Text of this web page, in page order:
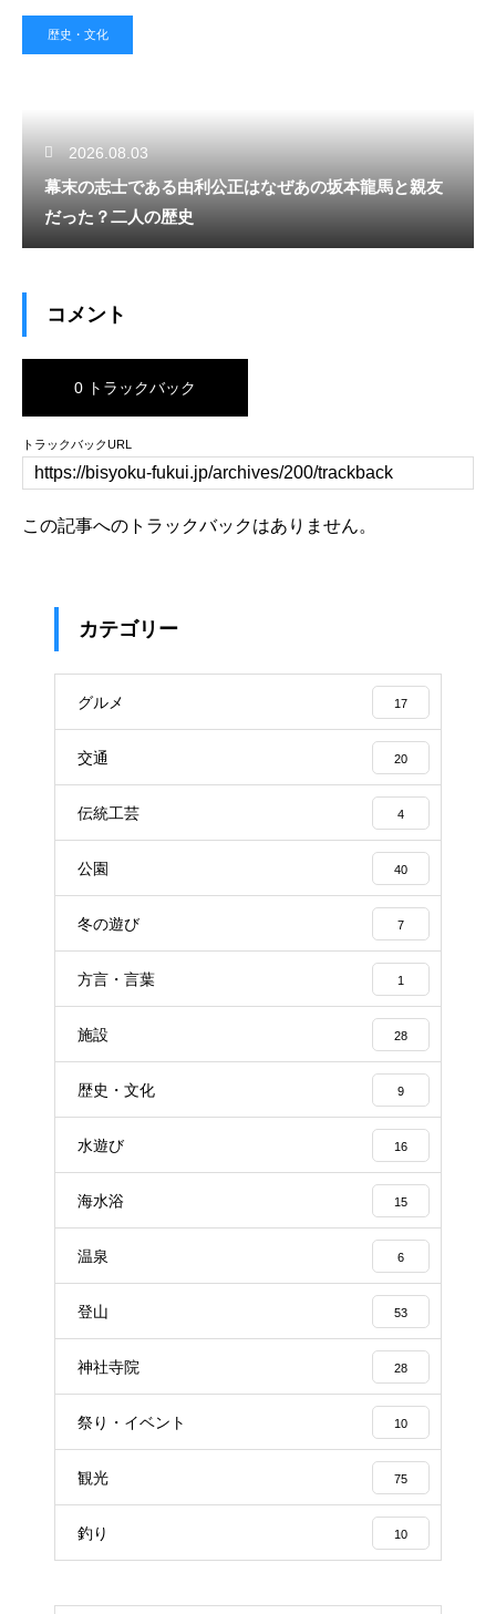
歴史・文化
2026.08.03
幕末の志士である由利公正はなぜあの坂本龍馬と親友
だった？二人の歴史
コメント
0 トラックバック
トラックバックURL
この記事へのトラックバックはありません。
カテゴリー
グルメ 17
交通 20
伝統工芸 4
公園 40
冬の遊び 7
方言・言葉 1
施設 28
歴史・文化 9
水遊び 16
海水浴 15
温泉 6
登山 53
神社寺院 28
祭り・イベント 10
観光 75
釣り 10